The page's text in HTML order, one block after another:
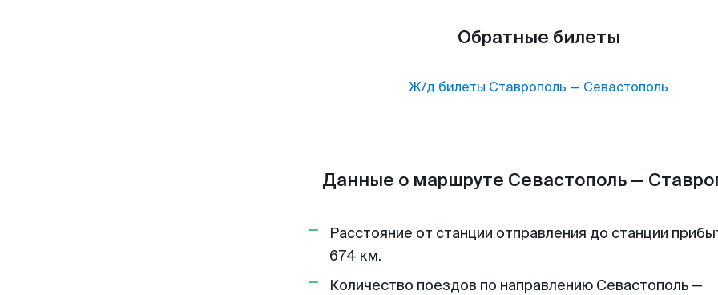
Обратные билеты
Ж/д билеты Ставрополь — Севастополь
Данные о маршруте Севастополь —
Расстояние от станции отправления до станции
674 км.
Количество поездов по направлению Севастополь —